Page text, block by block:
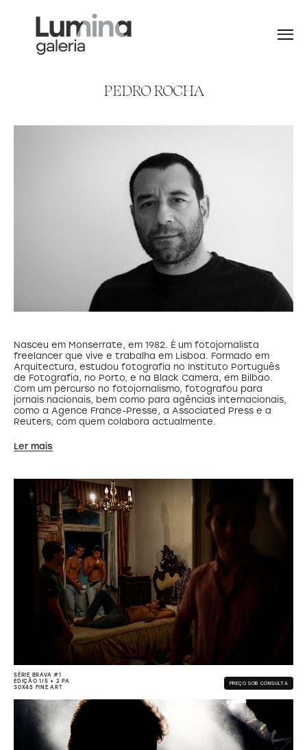
PEDROROCHA
Nasceu em Monserrate, em 1982. É um fotojornalista
freelancer que vive e trabalha em Lisboa. Formado em
Arquitectura, estudou fotografia no Instituto Português
de Fotografia, no Porto, e na Black Camera, em Bilbao.
Com um percurso no fotojornalismo, fotografou para
jornais nacionais, bem como para agências internacionais,
como a Agence France-Presse, a Associated Press e a
Reuters, com quem colabora actualmente.
Ler mais
SÉRIE BRAVA #1
EDIÇÃO 1/5 + 2 PA
30X45 FINE ART
PREÇO SOB CONSULTA